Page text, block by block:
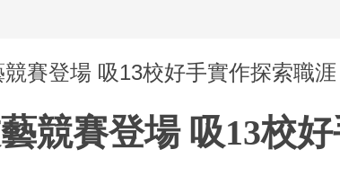
賽登場 吸13校好手實作探索職涯
競賽登場 吸13校